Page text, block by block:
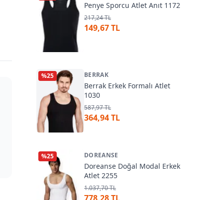
Penye Sporcu Atlet Anıt 1172
217,24 TL
149,67 TL
%25 BERRAK
Berrak Erkek Formalı Atlet
1030
587,97 TL
364,94 TL
%25 DOREANSE
Doreanse Doğal Modal Erkek
Atlet 2255
1.037,70 TL